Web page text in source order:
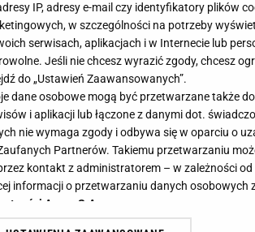
anioł". Ivo po latach
IP, adresy e-mail czy identyfikatory plików
w szczególności na potrzeby
serwisach, aplikacjach i w Internecie lub
Jeśli nie chcesz wyrazić zgody, chcesz
do „Ustawień Zaawansowanych”.
dane osobowe mogą być przetwarzane także
i aplikacji lub łączone z danymi dot.
nie wymaga zgody i odbywa się w oparciu o
Partnerów. Takiemu przetwarzaniu
kontakt z administratorem – w zależności
informacji o przetwarzaniu danych osobowych
Agora S.A.